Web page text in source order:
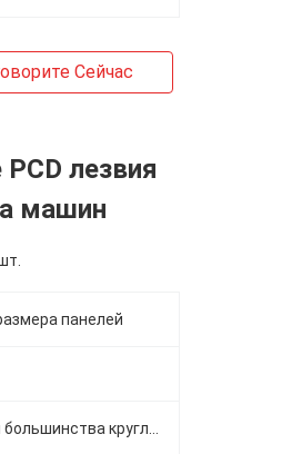
Сейчас
лезвия
машин
панелей